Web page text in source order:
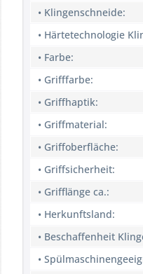
• Klingenschneide:
• Härtetechnologie
• Farbe:
• Grifffarbe:
• Griffhaptik:
• Griffmaterial:
• Griffoberfläche:
• Griffsicherheit:
• Grifflänge ca.:
• Herkunftsland:
• Beschaffenheit
•